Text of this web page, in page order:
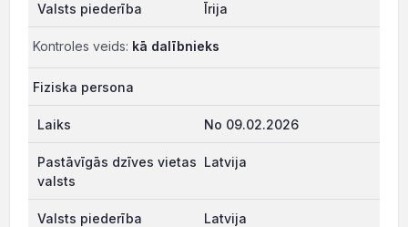
Īrija
Kontroles veids: kā dalībnieks
Fiziska persona
No 09.02.2026
Latvija
Latvija